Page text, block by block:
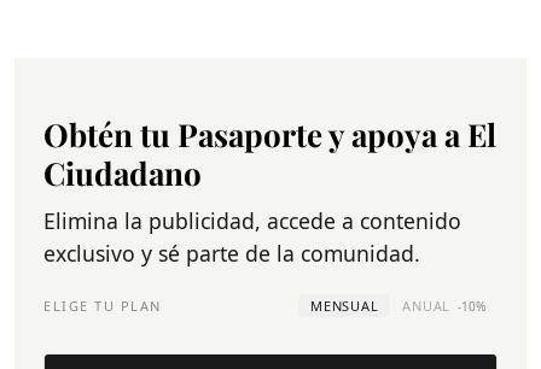
Obtén tu Pasaporte y apoya a El
Ciudadano
Elimina la publicidad, accede a contenido
exclusivo y sé parte de la comunidad.
ELIGE TU PLAN MENSUAL ANUAL -10%